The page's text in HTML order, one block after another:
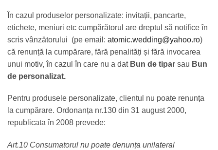
În cazul produselor personalizate: invitații, pancarte,
etichete, meniuri etc cumpărătorul are dreptul să notifice în
scris vânzătorului (pe email: atomic.wedding@yahoo.ro)
că renunță la cumpărare, fără penalități și fără invocarea
unui motiv, în cazul în care nu a dat Bun de tipar sau Bun
de personalizat.
Pentru produsele personalizate, clientul nu poate renunța
la cumpărare. Ordonanța nr.130 din 31 august 2000,
republicata în 2008 prevede:
Art.10 Consumatorul nu poate denunța unilateral